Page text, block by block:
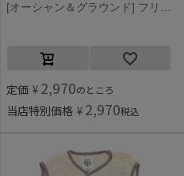
[オーシャン＆グラウンド] フリースワッペンスリーパー ライトグリーン(LG)
定価 ¥ 2,970のところ
当店特別価格 ¥ 2,970税込